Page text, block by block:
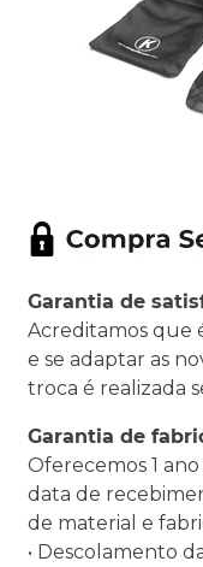
Garantia de
Acreditamos que
e se adaptar as
troca é realizada
Garantia de
Oferecemos 1
data de
de material e
• Descolamento